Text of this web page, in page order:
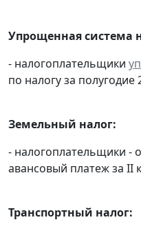
Упрощенная система
- налогоплательщики
по налогу за полугодие
Земельный налог:
- налогоплательщики -
авансовый платеж за II
Транспортный налог: